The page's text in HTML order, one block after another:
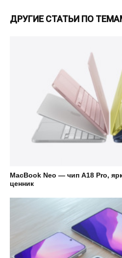
ДРУГИЕ СТАТЬИ ПО
MacBook Neo — чип A18 Pro,
ценник